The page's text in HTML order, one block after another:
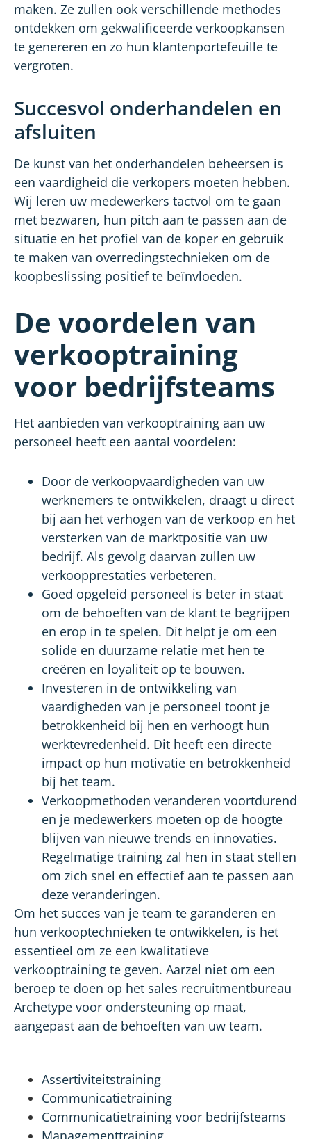
maken. Ze zullen ook verschillende methodes
ontdekken om gekwalificeerde verkoopkansen
te genereren en zo hun klantenportefeuille te
vergroten.
Succesvol onderhandelen en
afsluiten
De kunst van het onderhandelen beheersen is
een vaardigheid die verkopers moeten hebben.
Wij leren uw medewerkers tactvol om te gaan
met bezwaren, hun pitch aan te passen aan de
situatie en het profiel van de koper en gebruik
te maken van overredingstechnieken om de
koopbeslissing positief te beïnvloeden.
De voordelen van
verkooptraining
voor bedrijfsteams
Het aanbieden van verkooptraining aan uw
personeel heeft een aantal voordelen:
Door de verkoopvaardigheden van uw
werknemers te ontwikkelen, draagt u direct
bij aan het verhogen van de verkoop en het
versterken van de marktpositie van uw
bedrijf. Als gevolg daarvan zullen uw
verkoopprestaties verbeteren.
Goed opgeleid personeel is beter in staat
om de behoeften van de klant te begrijpen
en erop in te spelen. Dit helpt je om een
solide en duurzame relatie met hen te
creëren en loyaliteit op te bouwen.
Investeren in de ontwikkeling van
vaardigheden van je personeel toont je
betrokkenheid bij hen en verhoogt hun
werktevredenheid. Dit heeft een directe
impact op hun motivatie en betrokkenheid
bij het team.
Verkoopmethoden veranderen voortdurend
en je medewerkers moeten op de hoogte
blijven van nieuwe trends en innovaties.
Regelmatige training zal hen in staat stellen
om zich snel en effectief aan te passen aan
deze veranderingen.
Om het succes van je team te garanderen en
hun verkooptechnieken te ontwikkelen, is het
essentieel om ze een kwalitatieve
verkooptraining te geven. Aarzel niet om een
beroep te doen op het sales recruitmentbureau
Archetype voor ondersteuning op maat,
aangepast aan de behoeften van uw team.
Assertiviteitstraining
Communicatietraining
Communicatietraining voor bedrijfsteams